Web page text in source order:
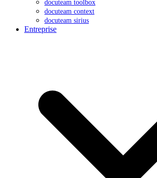
docuteam toolbox
docuteam context
docuteam sirius
Entreprise